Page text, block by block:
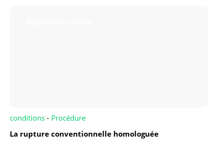
conditions - Procédure
La rupture conventionnelle homologuée